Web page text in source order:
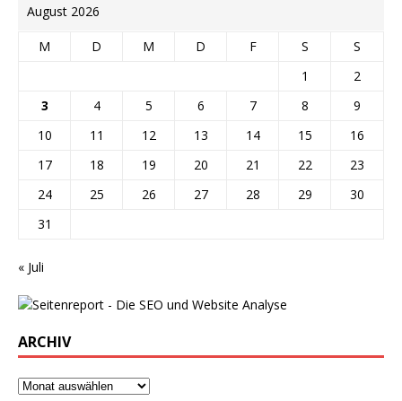
August 2026
M D M D F S
S
1
2
3
4 5 6 7 8
9
10
11 12 13 14 15
16
17
18 19 20 21 22
23
24
25 26 27 28 29
30
31
« Juli
ARCHIV